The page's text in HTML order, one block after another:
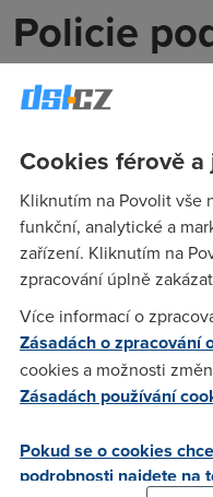
Policie
Anonym
Další novinky uplynulých
také pokrytí ― ČS:
posledních 7 let ― I další
Linuxem ― Windows XP
Honza (13.8.2007
nazev souboru:
MD5:
Cookies férově a
Kliknutím na Povolit vše
funkční, analytické a
zařízení. Kliknutím na
zpracování úplně
Více informací o
Zásadách o zpracování
cookies a možnosti
Zásadách používání
Pokud se o cookies
podrobnosti najdete na